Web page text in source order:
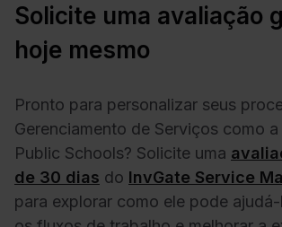
Solicite uma avaliação
hoje mesmo
Pronto para personalizar seus
Gerenciamento de Serviços como
Public Schools? Solicite uma
de 30 dias do InvGate Service
para explorar como ele pode